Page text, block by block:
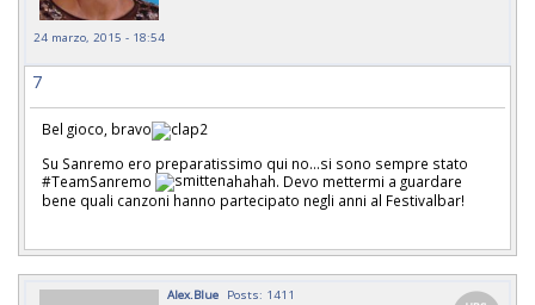
24 marzo, 2015 - 18:54
7
Bel gioco, bravo
Su Sanremo ero preparatissimo qui no...si sono sempre stato
#TeamSanremo
ahahah. Devo mettermi a guardare
bene quali canzoni hanno partecipato negli anni al Festivalbar!
Alex.Blue Posts: 1411